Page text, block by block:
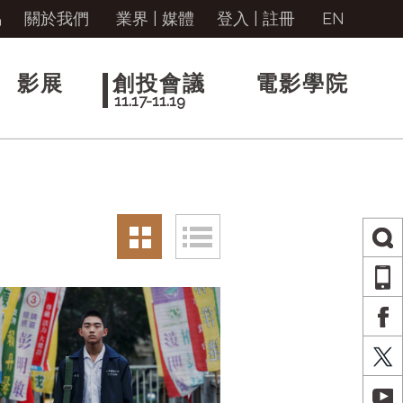
關於我們 業界 | 媒體 登入 註冊 EN
影展 創投會議
11.17-11.19
電影學院
X